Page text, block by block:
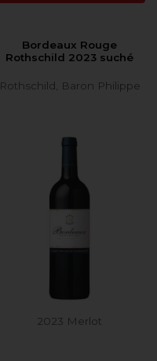
Bordeaux Rouge
Rothschild 2023 suché
Rothschild, Baron Philippe
2023 Merlot